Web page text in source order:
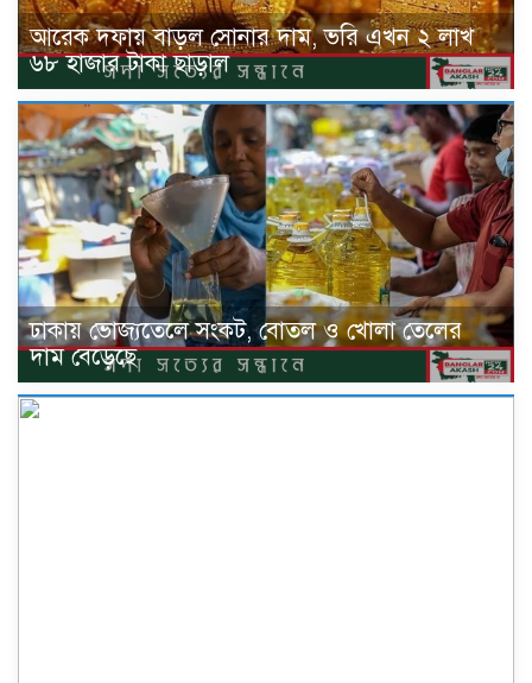
আরেক দফায় বাড়ল সোনার দাম, ভরি এখন ২ লাখ
৬৮ হাজার টাকা ছাড়াল
ঢাকায় ভোজ্যতেলে সংকট, বোতল ও খোলা তেলের
দাম বেড়েছে